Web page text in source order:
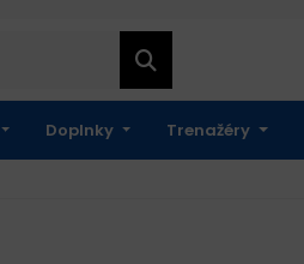
Doplnky Trenažéry